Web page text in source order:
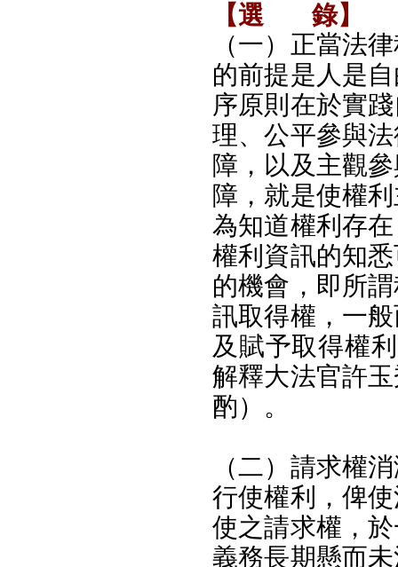
【選
錄】
（一）正當法
的前提是人是
序原則在於實
理、公平參與
障，以及主觀
障，就是使權
為知道權利存
權利資訊的知
的機會，即所
訊取得權，一
及賦予取得權
解釋大法官許
酌）。
（二）請求權
行使權利，俾
使之請求權，
義務長期懸而